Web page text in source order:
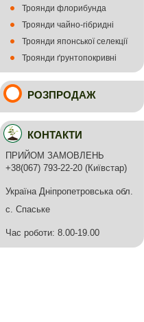
Троянди флорибунда
Троянди чайно-гібридні
Троянди японської селекції
Троянди ґрунтопокривні
РОЗПРОДАЖ
КОНТАКТИ
ПРИЙОМ ЗАМОВЛЕНЬ
+38(067) 793-22-20 (Київстар)
Україна Дніпропетровська обл.
с. Спаське
Час роботи: 8.00-19.00